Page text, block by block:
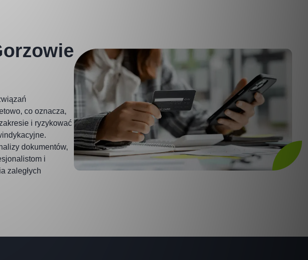
co oznacza,
i ryzykować
dokumentów,
i
zaległych